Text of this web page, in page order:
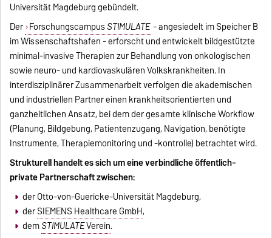
Universität Magdeburg gebündelt.
Der ForschungscampusSTIMULATE - angesiedelt im Speicher B
im Wissenschaftshafen - erforscht und entwickelt bildgestützte
minimal-invasive Therapien zur Behandlung von onkologischen
sowie neuro- und kardiovaskulären Volkskrankheiten. In
interdisziplinärer Zusammenarbeit verfolgen die akademischen
und industriellen Partner einen krankheitsorientierten und
ganzheitlichen Ansatz, bei dem der gesamte klinische Workflow
(Planung, Bildgebung, Patientenzugang, Navigation, benötigte
Instrumente, Therapiemonitoring und -kontrolle) betrachtet wird.
Strukturell handelt es sich um eine verbindliche öffentlich-
private Partnerschaft zwischen:
der Otto-von-Guericke-Universität Magdeburg,
derSIEMENS Healthcare GmbH,
demSTIMULATEVerein.